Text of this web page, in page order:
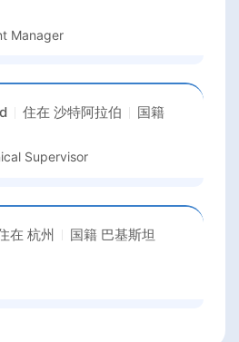
Manager
住在 沙特阿拉伯
国籍
Supervisor
在 杭州 国籍 巴基斯坦